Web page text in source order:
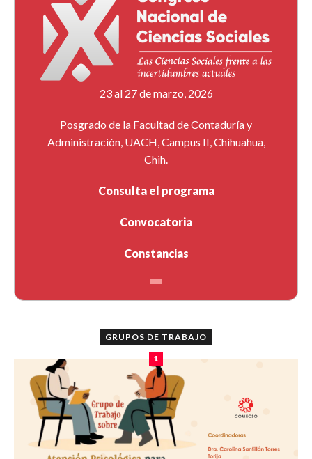
23 al 27 de marzo, 2026
Posgrado de la Facultad de Contaduría y
Administración, UACH, Campus II, Chihuahua,
Chih.
Consulta el programa
Convocatoria
Constancias
GRUPOS DE TRABAJO
1